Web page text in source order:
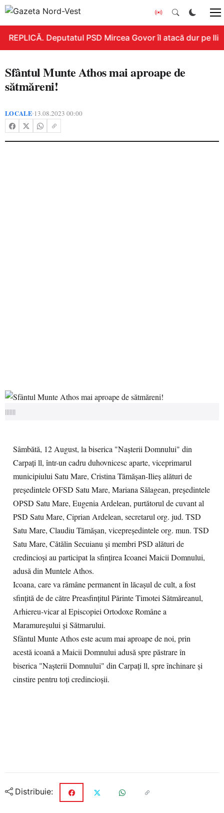
REPLICĂ. Deputatul PSD Mircea Govor îl atacă dur pe
Sfântul Munte Athos mai aproape de
sătmăreni!
LOCALE•13.08.2023 00:00
|||||||
Sâmbătă, 12 August, la biserica "Nașterii Domnului" din
Carpați ll, într-un cadru duhovnicesc aparte, viceprimarul
municipiului Satu Mare, Cristina Tămășan-Ilieș alături de
președintele OFSD Satu Mare, Mariana Sălagean, președintele
OPSD Satu Mare, Eugenia Ardelean, purtătorul de cuvant al
PSD Satu Mare, Ciprian Ardelean, secretarul org. jud. TSD
Satu Mare, Claudiu Tămășan, vicepreședintele org. mun. TSD
Satu Mare, Cătălin Secuianu și membri PSD alături de
credincioși au participat la sfințirea Icoanei Maicii Domnului,
adusă din Muntele Athos.
Icoana, care va rămâne permanent în lăcaşul de cult, a fost
sfinţită de de către Preasfințitul Părinte Timotei Sătmăreanul,
Arhiereu-vicar al Episcopiei Ortodoxe Române a
Maramureșului și Sătmarului.
Sfântul Munte Athos este acum mai aproape de noi, prin
acestă icoană a Maicii Domnului adusă spre păstrare în
biserica "Nașterii Domnului" din Carpați ll, spre închinare şi
cinstire pentru toţi credincioşii.
Distribuie: